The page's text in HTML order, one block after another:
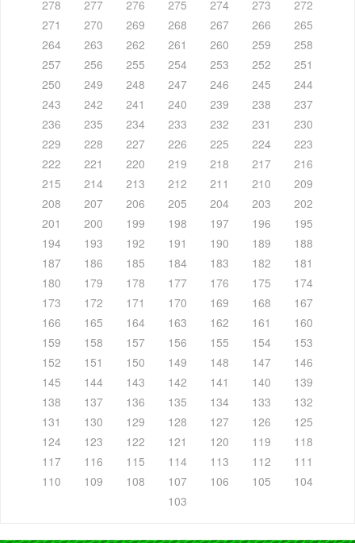
278
277 276 275 274 273
272
271
270 269 268 267 266
265
264
263 262 261 260 259
258
257
256 255 254 253 252
251
250
249 248 247 246 245
244
243
242 241 240 239 238
237
236
235 234 233 232 231
230
229
228 227 226 225 224
223
222
221 220 219 218 217
216
215
214 213 212 211 210
209
208
207 206 205 204 203
202
201
200 199 198 197 196
195
194
193 192 191 190 189
188
187
186 185 184 183 182
181
180
179 178 177 176 175
174
173
172 171 170 169 168
167
166
165 164 163 162 161
160
159
158 157 156 155 154
153
152
151 150 149 148 147
146
145
144 143 142 141 140
139
138
137 136 135 134 133
132
131
130 129 128 127 126
125
124
123 122 121 120 119
118
117
116 115 114 113 112
111
110
109 108 107 106 105
104
103